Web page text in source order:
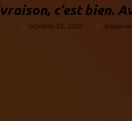
c’est bien.
octobre 23, 2021